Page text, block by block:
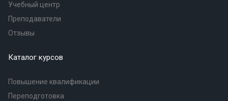
Учебный центр
Преподаватели
Отзывы
Каталог курсов
Повышение квалификации
Переподготовка